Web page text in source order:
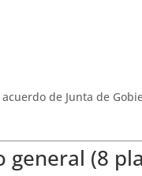
de Junta de
(8